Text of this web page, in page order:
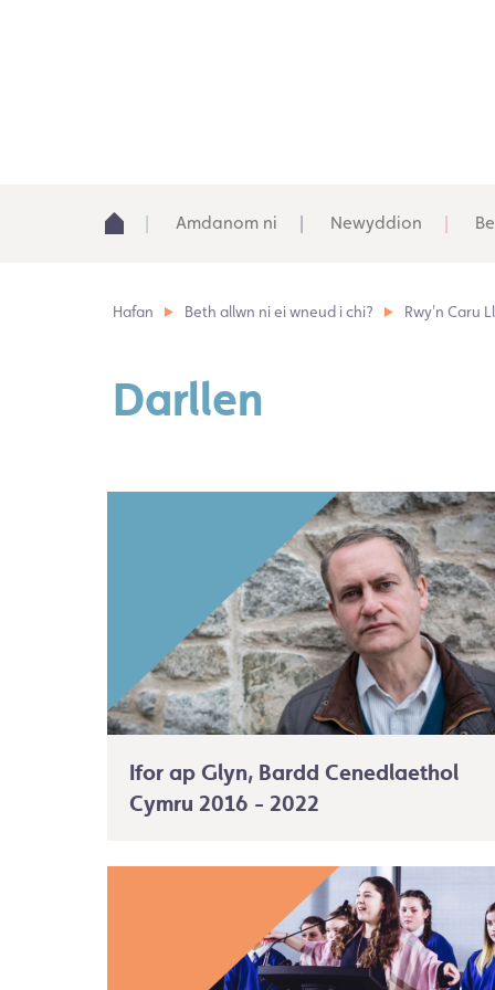
Amdanom ni Newyddion
Hafan Beth allwn ni ei wneud i chi? Rwy'n Caru
Darllen
Ifor ap Glyn, Bardd Cenedlaethol
Cymru 2016 - 2022